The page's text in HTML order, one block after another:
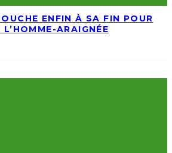
ENFIN À SA FIN POUR
ARAIGNÉE